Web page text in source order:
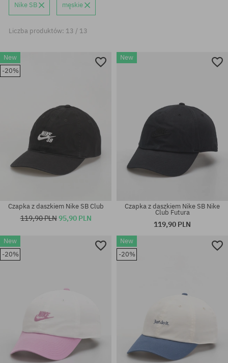
Nike SB męskie
Liczba produktów: 13 / 13
New
-20%
Czapka z daszkiem Nike SB Club
119,90 PLN95,90 PLN
New
Czapka z daszkiem Nike SB Nike
Club Futura
119,90 PLN
New
-20%
New
-20%